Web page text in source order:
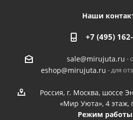
Наши
+7 (495)
sale@mirujuta.ru -
eshop@mirujuta.ru - для
Россия, г. Москва, шоссе
«Мир Уюта», 4 этаж,
Режим работы